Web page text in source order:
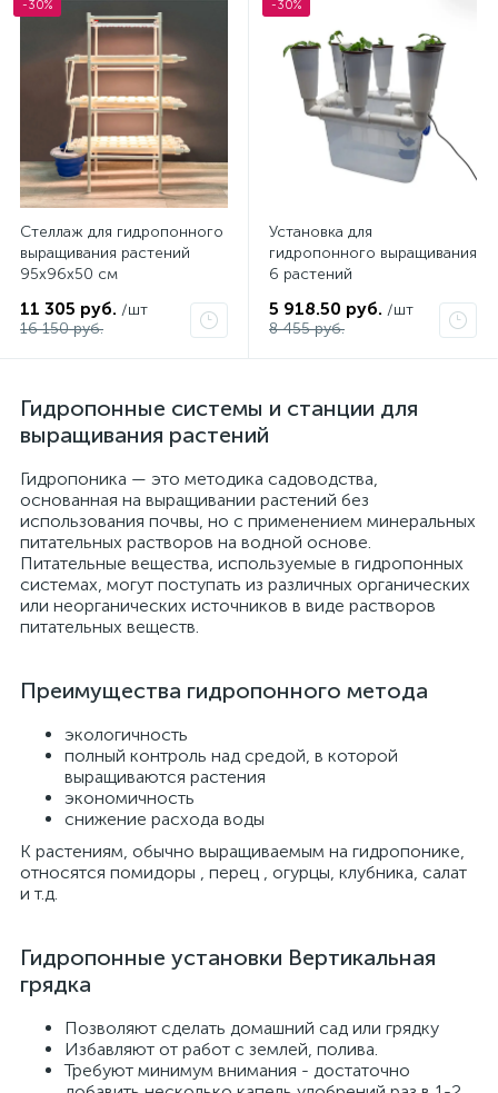
-30%
Стеллаж для гидропонного
выращивания растений
95х96х50 см
11 305 руб. /шт
16 150 руб.
-30%
Установка для
гидропонного выращивания
6 растений
5 918.50 руб. /шт
8 455 руб.
Гидропонные системы и станции для
выращивания растений
Гидропоника — это методика садоводства,
основанная на выращивании растений без
использования почвы, но с применением минеральных
питательных растворов на водной основе.
Питательные вещества, используемые в гидропонных
системах, могут поступать из различных органических
или неорганических источников в виде растворов
питательных веществ.
Преимущества гидропонного метода
экологичность
полный контроль над средой, в которой
выращиваются растения
экономичность
снижение расхода воды
К растениям, обычно выращиваемым на гидропонике,
относятся помидоры , перец , огурцы, клубника, салат
и т.д.
Гидропонные установки Вертикальная
грядка
Позволяют сделать домашний сад или грядку
Избавляют от работ с землей, полива.
Требуют минимум внимания - достаточно